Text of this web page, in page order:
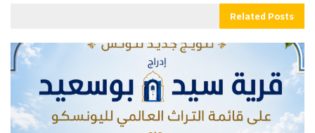
RelatedPosts